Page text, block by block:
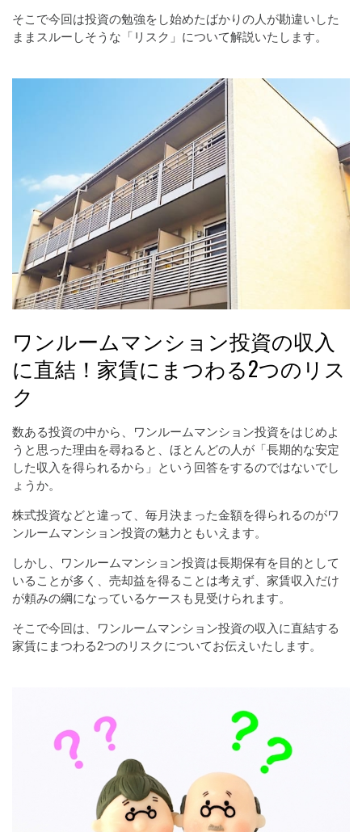
そこで今回は投資の勉強をし始めたばかりの人が勘違いした
ままスルーしそうな「リスク」について解説いたします。
ワンルームマンション投資の収入
に直結！家賃にまつわる2つのリス
ク
数ある投資の中から、ワンルームマンション投資をはじめよ
うと思った理由を尋ねると、ほとんどの人が「長期的な安定
した収入を得られるから」という回答をするのではないでし
ょうか。
株式投資などと違って、毎月決まった金額を得られるのがワ
ンルームマンション投資の魅力ともいえます。
しかし、ワンルームマンション投資は長期保有を目的として
いることが多く、売却益を得ることは考えず、家賃収入だけ
が頼みの綱になっているケースも見受けられます。
そこで今回は、ワンルームマンション投資の収入に直結する
家賃にまつわる2つのリスクについてお伝えいたします。